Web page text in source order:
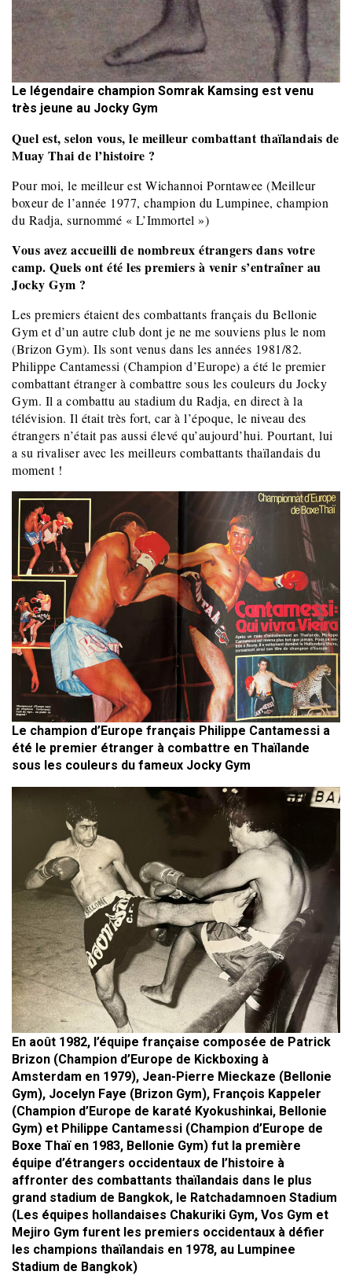
Le légendaire champion Somrak Kamsing est venu
très jeune au Jocky Gym
Quel est, selon vous, le meilleur combattant thaïlandais de
Muay Thai de l’histoire ?
Pour moi, le meilleur est Wichannoi Porntawee (Meilleur
boxeur de l’année 1977, champion du Lumpinee, champion
du Radja, surnommé « L’Immortel »)
Vous avez accueilli de nombreux étrangers dans votre
camp. Quels ont été les premiers à venir s’entraîner au
Jocky Gym ?
Les premiers étaient des combattants français du Bellonie
Gym et d’un autre club dont je ne me souviens plus le nom
(Brizon Gym). Ils sont venus dans les années 1981/82.
Philippe Cantamessi (Champion d’Europe) a été le premier
combattant étranger à combattre sous les couleurs du Jocky
Gym. Il a combattu au stadium du Radja, en direct à la
télévision. Il était très fort, car à l’époque, le niveau des
étrangers n’était pas aussi élevé qu’aujourd’hui. Pourtant, lui
a su rivaliser avec les meilleurs combattants thaïlandais du
moment !
Le champion d’Europe français Philippe Cantamessi a
été le premier étranger à combattre en Thaïlande
sous les couleurs du fameux Jocky Gym
En août 1982, l’équipe française composée de Patrick
Brizon (Champion d’Europe de Kickboxing à
Amsterdam en 1979), Jean-Pierre Mieckaze (Bellonie
Gym), Jocelyn Faye (Brizon Gym), François Kappeler
(Champion d’Europe de karaté Kyokushinkai, Bellonie
Gym) et Philippe Cantamessi (Champion d’Europe de
Boxe Thaï en 1983, Bellonie Gym) fut la première
équipe d’étrangers occidentaux de l’histoire à
affronter des combattants thaïlandais dans le plus
grand stadium de Bangkok, le Ratchadamnoen Stadium
(Les équipes hollandaises Chakuriki Gym, Vos Gym et
Mejiro Gym furent les premiers occidentaux à défier
les champions thaïlandais en 1978, au Lumpinee
Stadium de Bangkok)